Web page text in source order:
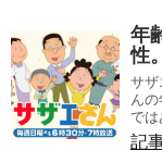
年
性
サザ
ん
では
記